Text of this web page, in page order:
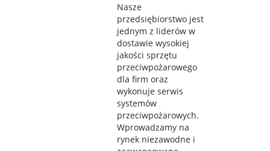
Nasze
przedsiębiorstwo jest
jednym z liderów w
dostawie wysokiej
jakości sprzętu
przeciwpożarowego
dla firm oraz
wykonuje serwis
systemów
przeciwpożarowych.
Wprowadzamy na
rynek niezawodne i